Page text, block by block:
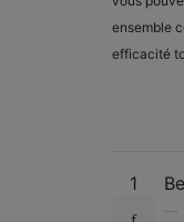
ensemble
efficacité
1